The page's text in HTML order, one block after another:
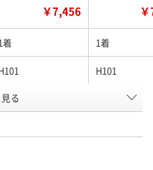
￥7,456
着 1着
H101
フトブルー ネービー
る